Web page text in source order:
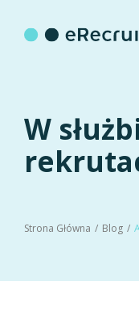
W
Strona Główna Blog